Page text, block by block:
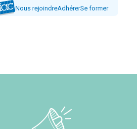
Nous rejoindreAdhérerSe former